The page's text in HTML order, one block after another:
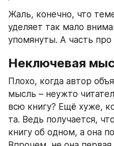
Жаль, конечно, что
уделяет так мало
упомянуты. А часть
Неключевая
Плохо, когда автор
мысль – неужто
всю книгу? Ещё хуже,
та. Ведь получается,
книгу об одном, а она